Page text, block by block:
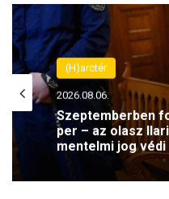
(H)arctér
2026.08.06.
Szeptemberben
per – az olasz
mentelmi jog védi